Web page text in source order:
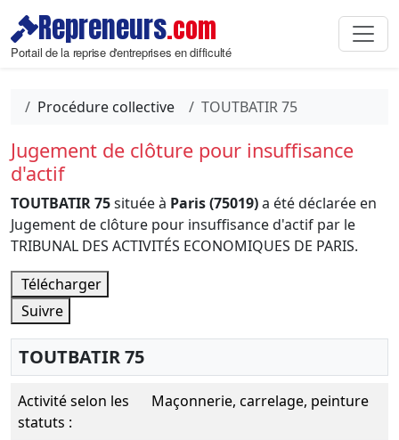
Repreneurs.com
Portail de la reprise d'entreprises en difficulté
Procédure collective TOUTBATIR 75
Jugement de clôture pour insuffisance
d'actif
TOUTBATIR 75située à Paris (75019)a été déclarée en
Jugement de clôture pour insuffisance d'actif par le
TRIBUNAL DES ACTIVITÉS ECONOMIQUES DE PARIS.
Télécharger
Suivre
TOUTBATIR 75
Activité selon les
statuts :
Maçonnerie, carrelage, peinture